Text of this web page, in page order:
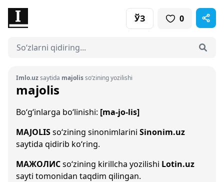
ЎЗ 0
Imlo.uzsaytida majolisso‘zining yozilishi
majolis
Bo‘g‘inlarga bo‘linishi: [ma-jo-lis]
MAJOLISso‘zining sinonimlarini Sinonim.uz
saytida qidirib ko‘ring.
МАЖОЛИСso‘zining kirillcha yozilishi Lotin.uz
sayti tomonidan taqdim qilingan.